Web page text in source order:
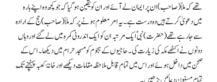
تھے کہ ملاّ (صاحب) ان پرایمان لے آئے اور ان کو یقین ہو گیا کہ جوکچھ وہ اپنے بارہ
میں دعویٰ کرتے ہیں وہ درست ہے۔ یہ امر معلوم ہونے پر کہ ملاّ(صاحب) حج کے ارادہ
سے جا رہے تھے (حضرت ) نبی ؑ ایک مرتبہ ان کوایک اندرونی کمرہ میں لے گئے اور وہاں
دونوں نے اکٹھے مکہ کی زیارت کی ۔ حاجیوں کے ہجوم کو مسجد حرام میں دیکھا ۔ اس کے
صحن میں داخل ہوئے اور اس میں تمام قابل ملاحظہ مقامات دیکھے اور خانۂ کعبہ پہنچنے تک